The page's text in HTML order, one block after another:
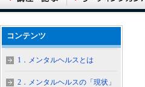
コンテンツ
1．メンタルヘルスとは
2．メンタルヘルスの「現状」